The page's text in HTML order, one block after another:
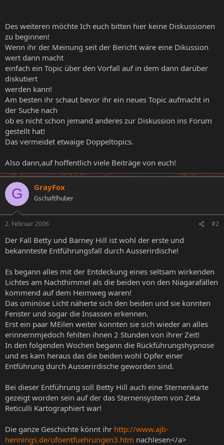
Des weiteren möchte Ich euch bitten hier keine Diskussionen
zu beginnen!
Wenn ihr der Meinung seit der Bericht wäre eine Dikussion
wert dann macht
einfach ein Topic über den Vorfall auf in dem dann darüber
diskutiert
werden kann!
Am besten ihr schaut bevor ihr ein neues Topic aufmacht in
der Suche nach
ob es nicht schon jemand anderes zur Diskussion ins Forum
gestellt hat!
Das vermeidet etwaige Doppeltopics.
Also dann,auf hoffentlich viele Beiträge von euch!
G GrayFox
Gschaftlhuber
2. Februar 2006 #2
Der Fall Betty und Barney Hill ist wohl der erste und
bekannteste Entführungsfall durch Ausserirdische!
Es begann alles mit der Entdeckung eines seltsam wirkenden
Lichtes am Nachthimmel als die beiden von den Niagarafällen
kommend auf dem Heimweg waren!
Das ominöse Licht näherte sich den beiden und sie konnten
Fenster und sogar die Insassen erkennen.
Erst ein paar MEilen weiter konnten sie sich wieder an alles
erinnernmjedoch fehlten ihnen 2 Stunden von ihrer Zeit!
In den folgenden Wochen begann die Rückführungshypnose
und es kam heraus das die beiden wohl Opfer einer
Entführung durch Ausserirdische geworden sind.
Bei dieser Entführung soll Betty Hill auch eine Sternenkarte
gezeigt worden sein auf der das Sternensystem von Zeta
Reticulli Kartographiert war!
Die ganze Geschichte könnt ihr http://www.ajb-
hennings.de/ufoentfuehrungen3.htm nachlesen</a>